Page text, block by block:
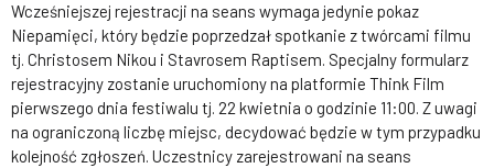
Wcześniejszej rejestracji na seans wymaga jedynie pokaz
Niepamięci, który będzie poprzedzał spotkanie z twórcami filmu
tj. Christosem Nikou i Stavrosem Raptisem. Specjalny formularz
rejestracyjny zostanie uruchomiony na platformie Think Film
pierwszego dnia festiwalu tj. 22 kwietnia o godzinie 11:00. Z uwagi
na ograniczoną liczbę miejsc, decydować będzie w tym przypadku
kolejność zgłoszeń. Uczestnicy zarejestrowani na seans